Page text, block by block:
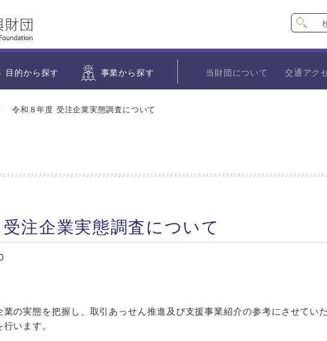
目的から探す 事業から探す 当財団について 交通アク
令和８年度 受注企業実態調査について
注企業実態調査について
業の実態を把握し、取引あっせん推進及び支援事業紹介の参考にさせてい
います。